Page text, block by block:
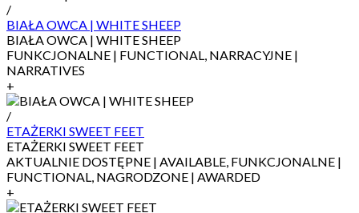
/
BIAŁA OWCA | WHITE SHEEP
BIAŁA OWCA | WHITE SHEEP
FUNKCJONALNE | FUNCTIONAL, NARRACYJNE |
NARRATIVES
+
/
ETAŻERKI SWEET FEET
ETAŻERKI SWEET FEET
AKTUALNIE DOSTĘPNE | AVAILABLE, FUNKCJONALNE |
FUNCTIONAL, NAGRODZONE | AWARDED
+